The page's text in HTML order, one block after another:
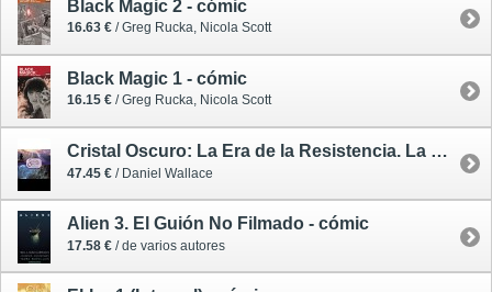
Black Magic 2 - cómic
16.63 € / Greg Rucka, Nicola Scott
Black Magic 1 - cómic
16.15 € / Greg Rucka, Nicola Scott
Cristal Oscuro: La Era de la Resistencia. La Creación del Épico Regreso a Thra
47.45 € / Daniel Wallace
Alien 3. El Guión No Filmado - cómic
17.58 € / de varios autores